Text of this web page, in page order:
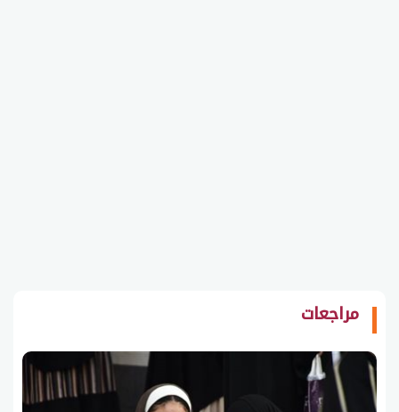
مراجعات